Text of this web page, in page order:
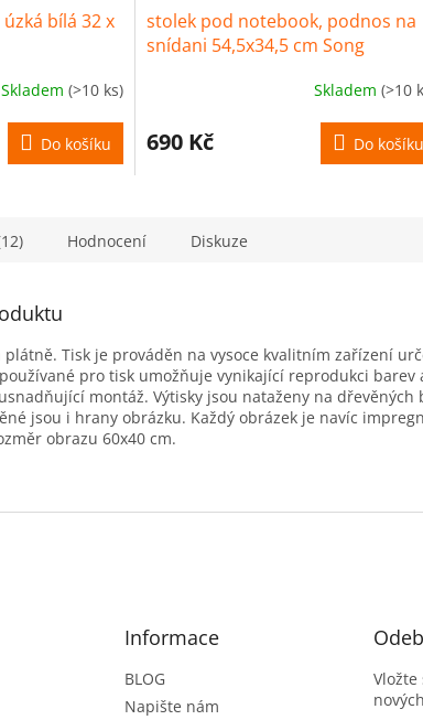
A
R
A
bílá 32 x
Skladem (>10 ks)
Do košíku
R
A
stolek pod notebook, podnos na
snídani 54,5x34,5 cm Song
Skladem (>10
690 Kč Do košíku
Hodnocení Diskuze
Tisk je prováděn na vysoce kvalitním zařízení
pro tisk umožňuje vynikající reprodukci barev
montáž. Výtisky jsou nataženy na dřevěných
jsou i hrany obrázku. Každý obrázek je navíc
obrazu 60x40 cm.
Informace
BLOG
Napište nám